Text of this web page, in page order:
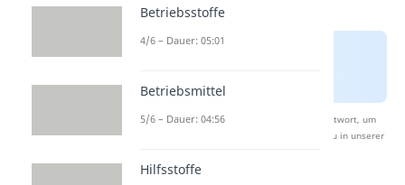
Nach Beantwortung speichern wir deine Antwort, um
Studyflix zu verbessern. Mehr dazu erfährst du in unserer
Betriebsstoffe
4/6 – Dauer: 05:01
Betriebsmittel
5/6 – Dauer: 04:56
Hilfsstoffe